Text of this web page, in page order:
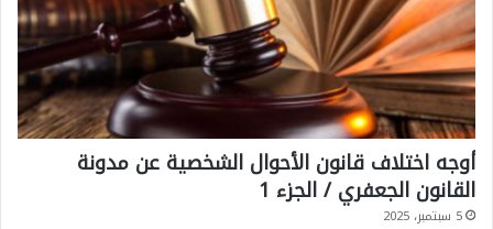
أوجه اختلاف قانون الأحوال الشخصية عن مدونة
القانون الجعفري / الجزء 1
5 سبتمبر، 2025